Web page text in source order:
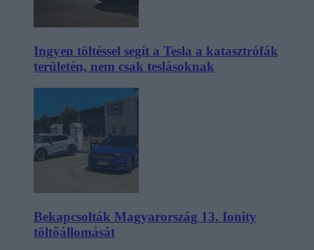
Ingyen töltéssel segít a Tesla a katasztrófák
területén, nem csak teslásoknak
Bekapcsolták Magyarország 13. Ionity
töltőállomását